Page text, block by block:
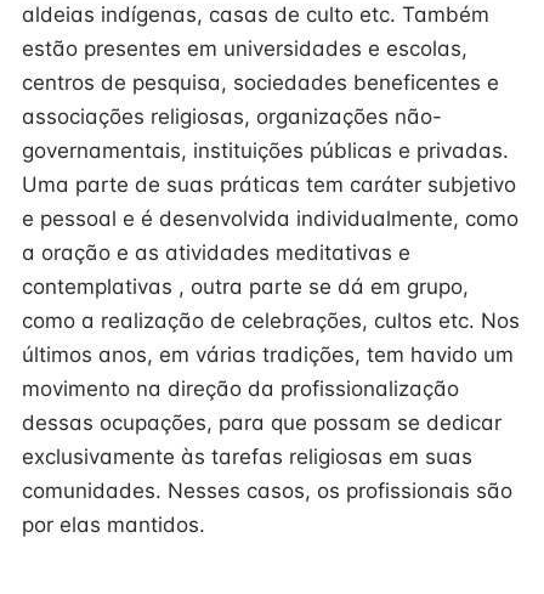
aldeias indígenas, casas de culto etc. Também
estão presentes em universidades e escolas,
centros de pesquisa, sociedades beneficentes e
associações religiosas, organizações não-
governamentais, instituições públicas e privadas.
Uma parte de suas práticas tem caráter subjetivo
e pessoal e é desenvolvida individualmente, como
a oração e as atividades meditativas e
contemplativas , outra parte se dá em grupo,
como a realização de celebrações, cultos etc. Nos
últimos anos, em várias tradições, tem havido um
movimento na direção da profissionalização
dessas ocupações, para que possam se dedicar
exclusivamente às tarefas religiosas em suas
comunidades. Nesses casos, os profissionais são
por elas mantidos.